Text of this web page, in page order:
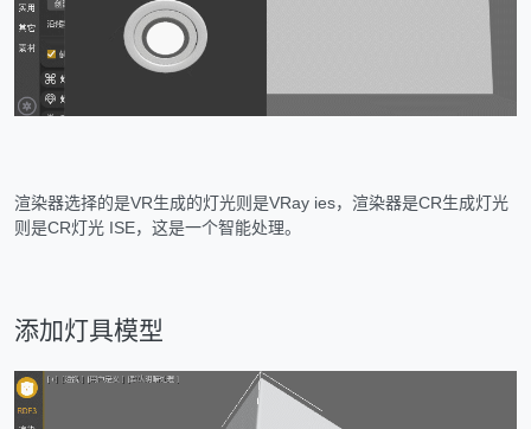
渲染器选择的是VR生成的灯光则是VRay ies，渲染器是CR生成灯光
则是CR灯光 ISE，这是一个智能处理。
添加灯具模型